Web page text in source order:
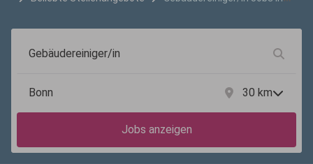
30 km
Jobs anzeigen